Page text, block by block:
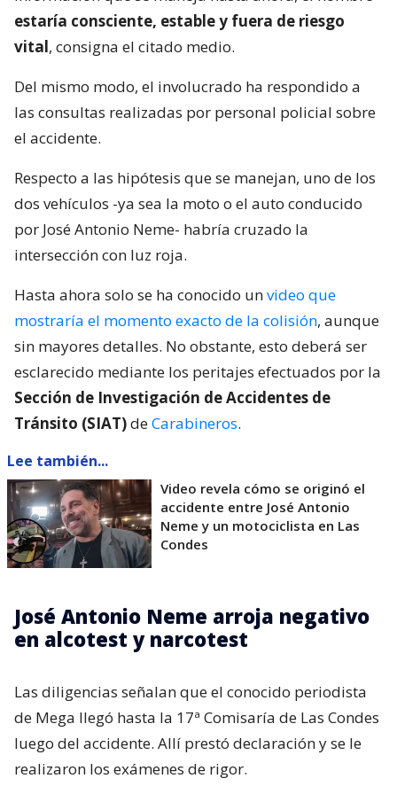
estaría consciente, estable y fuera de riesgo
vital, consigna el citado medio.
Del mismo modo, el involucrado ha respondido a
las consultas realizadas por personal policial sobre
el accidente.
Respecto a las hipótesis que se manejan, uno de los
dos vehículos -ya sea la moto o el auto conducido
por José Antonio Neme- habría cruzado la
intersección con luz roja.
Hasta ahora solo se ha conocido unvideo que
mostraría el momento exacto de la colisión, aunque
sin mayores detalles. No obstante, esto deberá ser
esclarecido mediante los peritajes efectuados por la
Sección de Investigación de Accidentes de
Tránsito (SIAT)deCarabineros.
Lee también...
Video revela cómo se originó el
accidente entre José Antonio
Neme y un motociclista en Las
Condes
José Antonio Neme arroja negativo
en alcotest y narcotest
Las diligencias señalan que el conocido periodista
de Mega llegó hasta la 17ª Comisaría de Las Condes
luego del accidente. Allí prestó declaración y se le
realizaron los exámenes de rigor.